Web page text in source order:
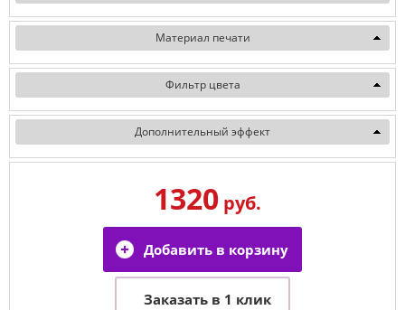
Материал печати
Фильтр цвета
Дополнительный эффект
1320руб.